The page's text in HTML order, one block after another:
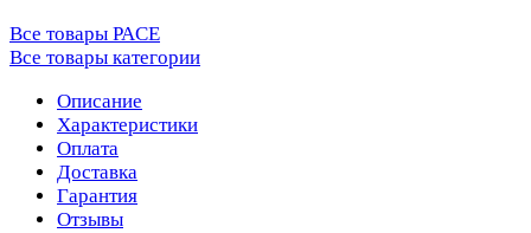
Все товары PACE
Все товары категории
Описание
Характеристики
Оплата
Доставка
Гарантия
Отзывы